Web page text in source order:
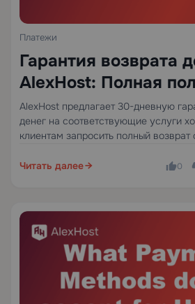
Платежи
Гарантия возврата
AlexHost: Полная
возврата средств
AlexHost предлагает 30-дневную
денег на соответствующие услуги
клиентам запросить полный возврат
необходимости развёрнутого
Читать далее 0